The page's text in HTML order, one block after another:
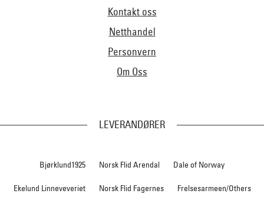
Kontakt oss
Netthandel
Personvern
Om Oss
LEVERANDØRER
Bjørklund1925 Norsk Flid Arendal Dale of Norway
Ekelund Linneveveriet Norsk Flid Fagernes Frelsesarmeen/Others